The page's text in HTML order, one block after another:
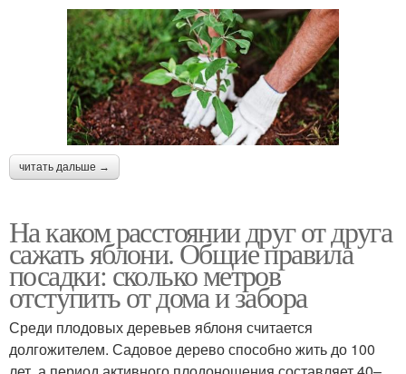
читать дальше →
На каком расстоянии друг от друга
сажать яблони. Общие правила
посадки: сколько метров
отступить от дома и забора
Среди плодовых деревьев яблоня считается
долгожителем. Садовое дерево способно жить до 100